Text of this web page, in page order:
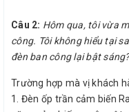
Câu 2: Hôm qua, tôi vừa
công. Tôi không hiểu tại
đèn ban công lại bật
Trường hợp mà vị khách
1. Đèn ốp trần cảm biến